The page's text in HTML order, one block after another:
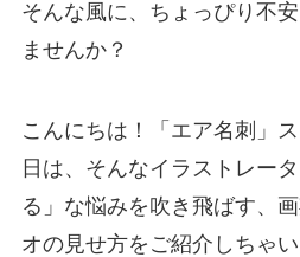
そんな風に、ちょっぴり不
ませんか？
こんにちは！「エア名刺」
日は、そんなイラストレー
る」な悩みを吹き飛ばす、
オの見せ方をご紹介しちゃい